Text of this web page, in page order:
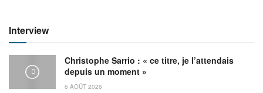
Interview
Christophe Sarrio : « ce titre, je l’attendais
depuis un moment »
6 AOÛT 2026